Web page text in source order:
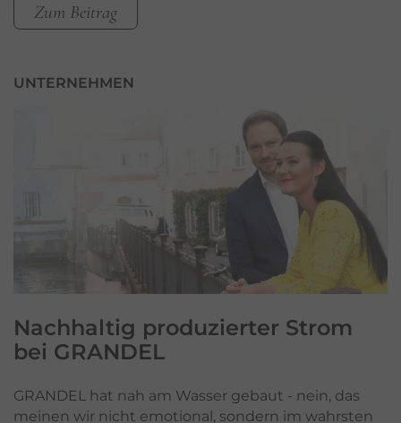
Zum Beitrag
UNTERNEHMEN
Nachhaltig produzierter Strom
bei GRANDEL
GRANDEL hat nah am Wasser gebaut - nein, das
meinen wir nicht emotional, sondern im wahrsten